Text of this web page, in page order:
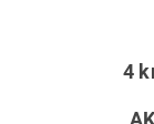
4
AK